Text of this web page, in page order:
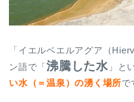
「イエルベエルアグア（
ン語で「沸騰した水」と
い水（＝温泉）の湧く場所で